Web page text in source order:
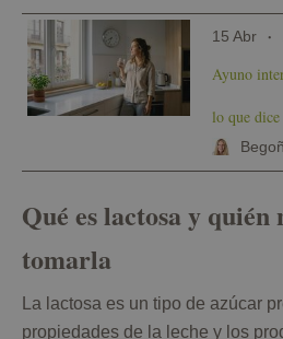
15 Abr
Ayuno
lo que
Qué es lactosa y quién
tomarla
La lactosa es un tipo de azúcar
propiedades de la leche y los